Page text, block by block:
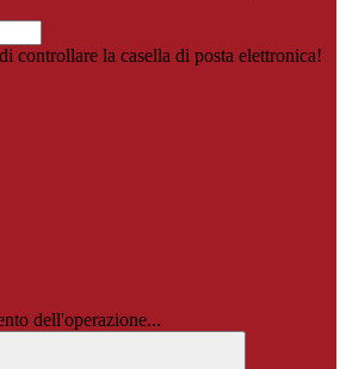
controllare la casella di posta elettronica!
dell'operazione...